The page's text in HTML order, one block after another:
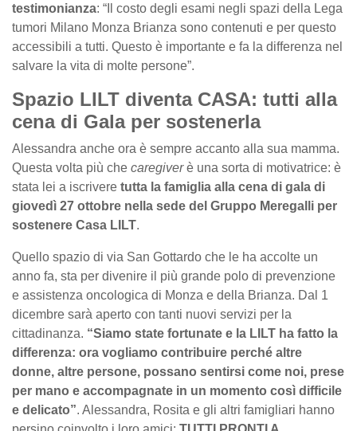
testimonianza: “Il costo degli esami negli spazi della Lega
tumori Milano Monza Brianza sono contenuti e per questo
accessibili a tutti. Questo è importante e fa la differenza nel
salvare la vita di molte persone”.
Spazio LILT diventa CASA: tutti alla
cena di Gala per sostenerla
Alessandra anche ora è sempre accanto alla sua mamma.
Questa volta più che caregiverè una sorta di motivatrice: è
stata lei a iscrivere tutta la famiglia alla cena di gala di
giovedì 27 ottobre nella sede del Gruppo Meregalli per
sostenere Casa LILT.
Quello spazio di via San Gottardo che le ha accolte un
anno fa, sta per divenire il più grande polo di prevenzione
e assistenza oncologica di Monza e della Brianza. Dal 1
dicembre sarà aperto con tanti nuovi servizi per la
cittadinanza. “Siamo state fortunate e la LILT ha fatto la
differenza: ora vogliamo contribuire perché altre
donne, altre persone, possano sentirsi come noi, prese
per mano e accompagnate in un momento così difficile
e delicato”. Alessandra, Rosita e gli altri famigliari hanno